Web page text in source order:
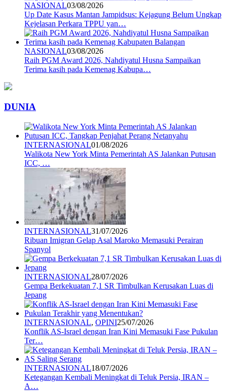
NASIONAL03/08/2026
Up Date Kasus Mantan Jampidsus: Kejagung Belum Ungkap
Kejelasan Perkara TPPU yan…
NASIONAL03/08/2026
Raih PGM Award 2026, Nahdiyatul Husna Sampaikan
Terima kasih pada Kemenag Kabupa…
DUNIA
INTERNASIONAL01/08/2026
Walikota New York Minta Pemerintah AS Jalankan Putusan
ICC, …
INTERNASIONAL31/07/2026
Ribuan Imigran Gelap Asal Maroko Memasuki Perairan
Spanyol
INTERNASIONAL28/07/2026
Gempa Berkekuatan 7,1 SR Timbulkan Kerusakan Luas di
Jepang
INTERNASIONAL, OPINI25/07/2026
Konflik AS-Israel dengan Iran Kini Memasuki Fase Pukulan
Ter…
INTERNASIONAL18/07/2026
Ketegangan Kembali Meningkat di Teluk Persia, IRAN –
A…